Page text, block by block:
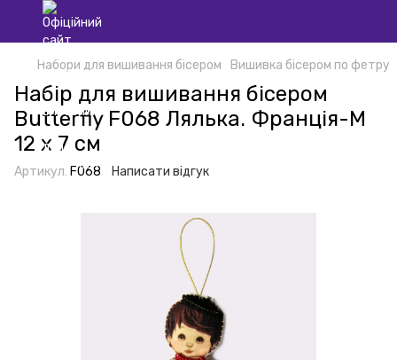
Набори для вишивання бісером Вишивка бісером по фетру
Набір для вишивання бісером
Butterfly F068 Лялька. Франція-М
12 х 7 см
Артикул: F068 Написати відгук